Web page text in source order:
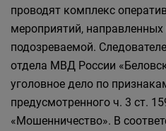
проводят комплекс
мероприятий, направленных
подозреваемой.
отдела МВД России
уголовное дело по
предусмотренного ч. 3 ст.
«Мошенничество». В